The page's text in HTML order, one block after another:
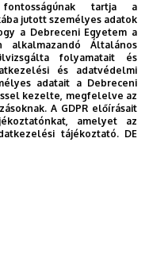
Egyesülete
Kutató és
Egyesülete
Kar
tartja a
jutott személyes adatok
a Debreceni Egyetem a
alkalmazandó Általános
folyamatait és
és adatvédelmi
adatait a Debreceni
kezelte, megfelelve az
A GDPR előírásait
amelyet az
tájékoztató. DE